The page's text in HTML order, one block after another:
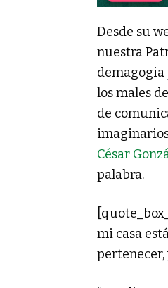
Desde su
nuestra
los males
de
César
palabra.
mi casa
pertenecer,